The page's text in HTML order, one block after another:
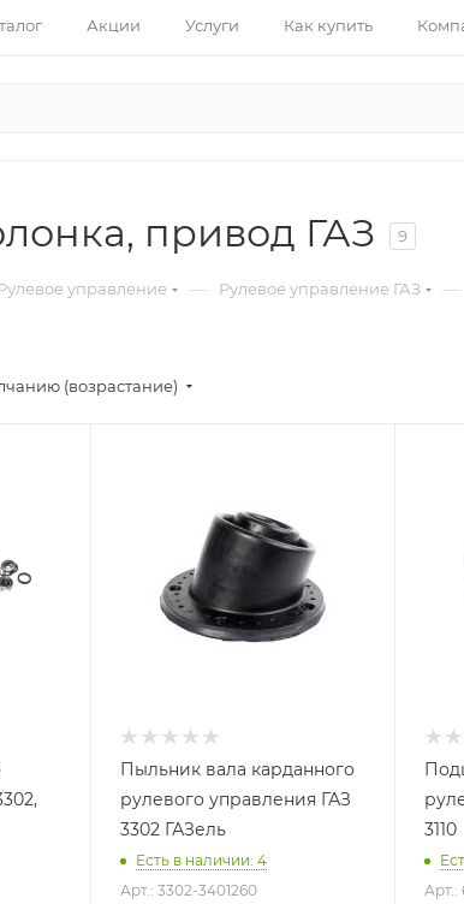
Акции Услуги Как купить
привод ГАЗ 9
управление — Рулевое управление ГАЗ —
(возрастание)
Пыльник вала карданного
рулевого управления ГАЗ
3302 ГАЗель
Есть в наличии: 4
Арт.: 3302-3401260
3110
Арт.: